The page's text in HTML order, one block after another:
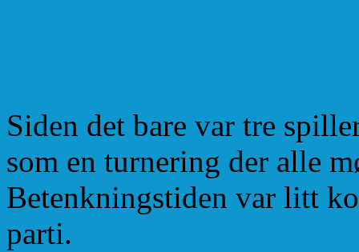
Siden det bare var tre
som en turnering der alle
Betenkningstiden var litt
parti.